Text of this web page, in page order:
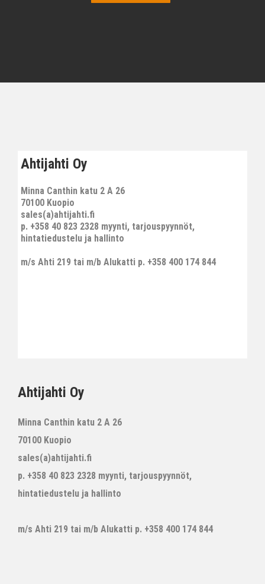
Ahtijahti Oy
Minna Canthin katu 2 A 26
70100 Kuopio
sales(a)ahtijahti.fi
p. +358 40 823 2328 myynti, tarjouspyynnöt,
hintatiedustelu ja hallinto
m/s Ahti 219 tai m/b Alukatti p. +358 400 174 844
Ahtijahti Oy
Minna Canthin katu 2 A 26
70100 Kuopio
sales(a)ahtijahti.fi
p. +358 40 823 2328 myynti, tarjouspyynnöt,
hintatiedustelu ja hallinto
m/s Ahti 219 tai m/b Alukatti p. +358 400 174 844